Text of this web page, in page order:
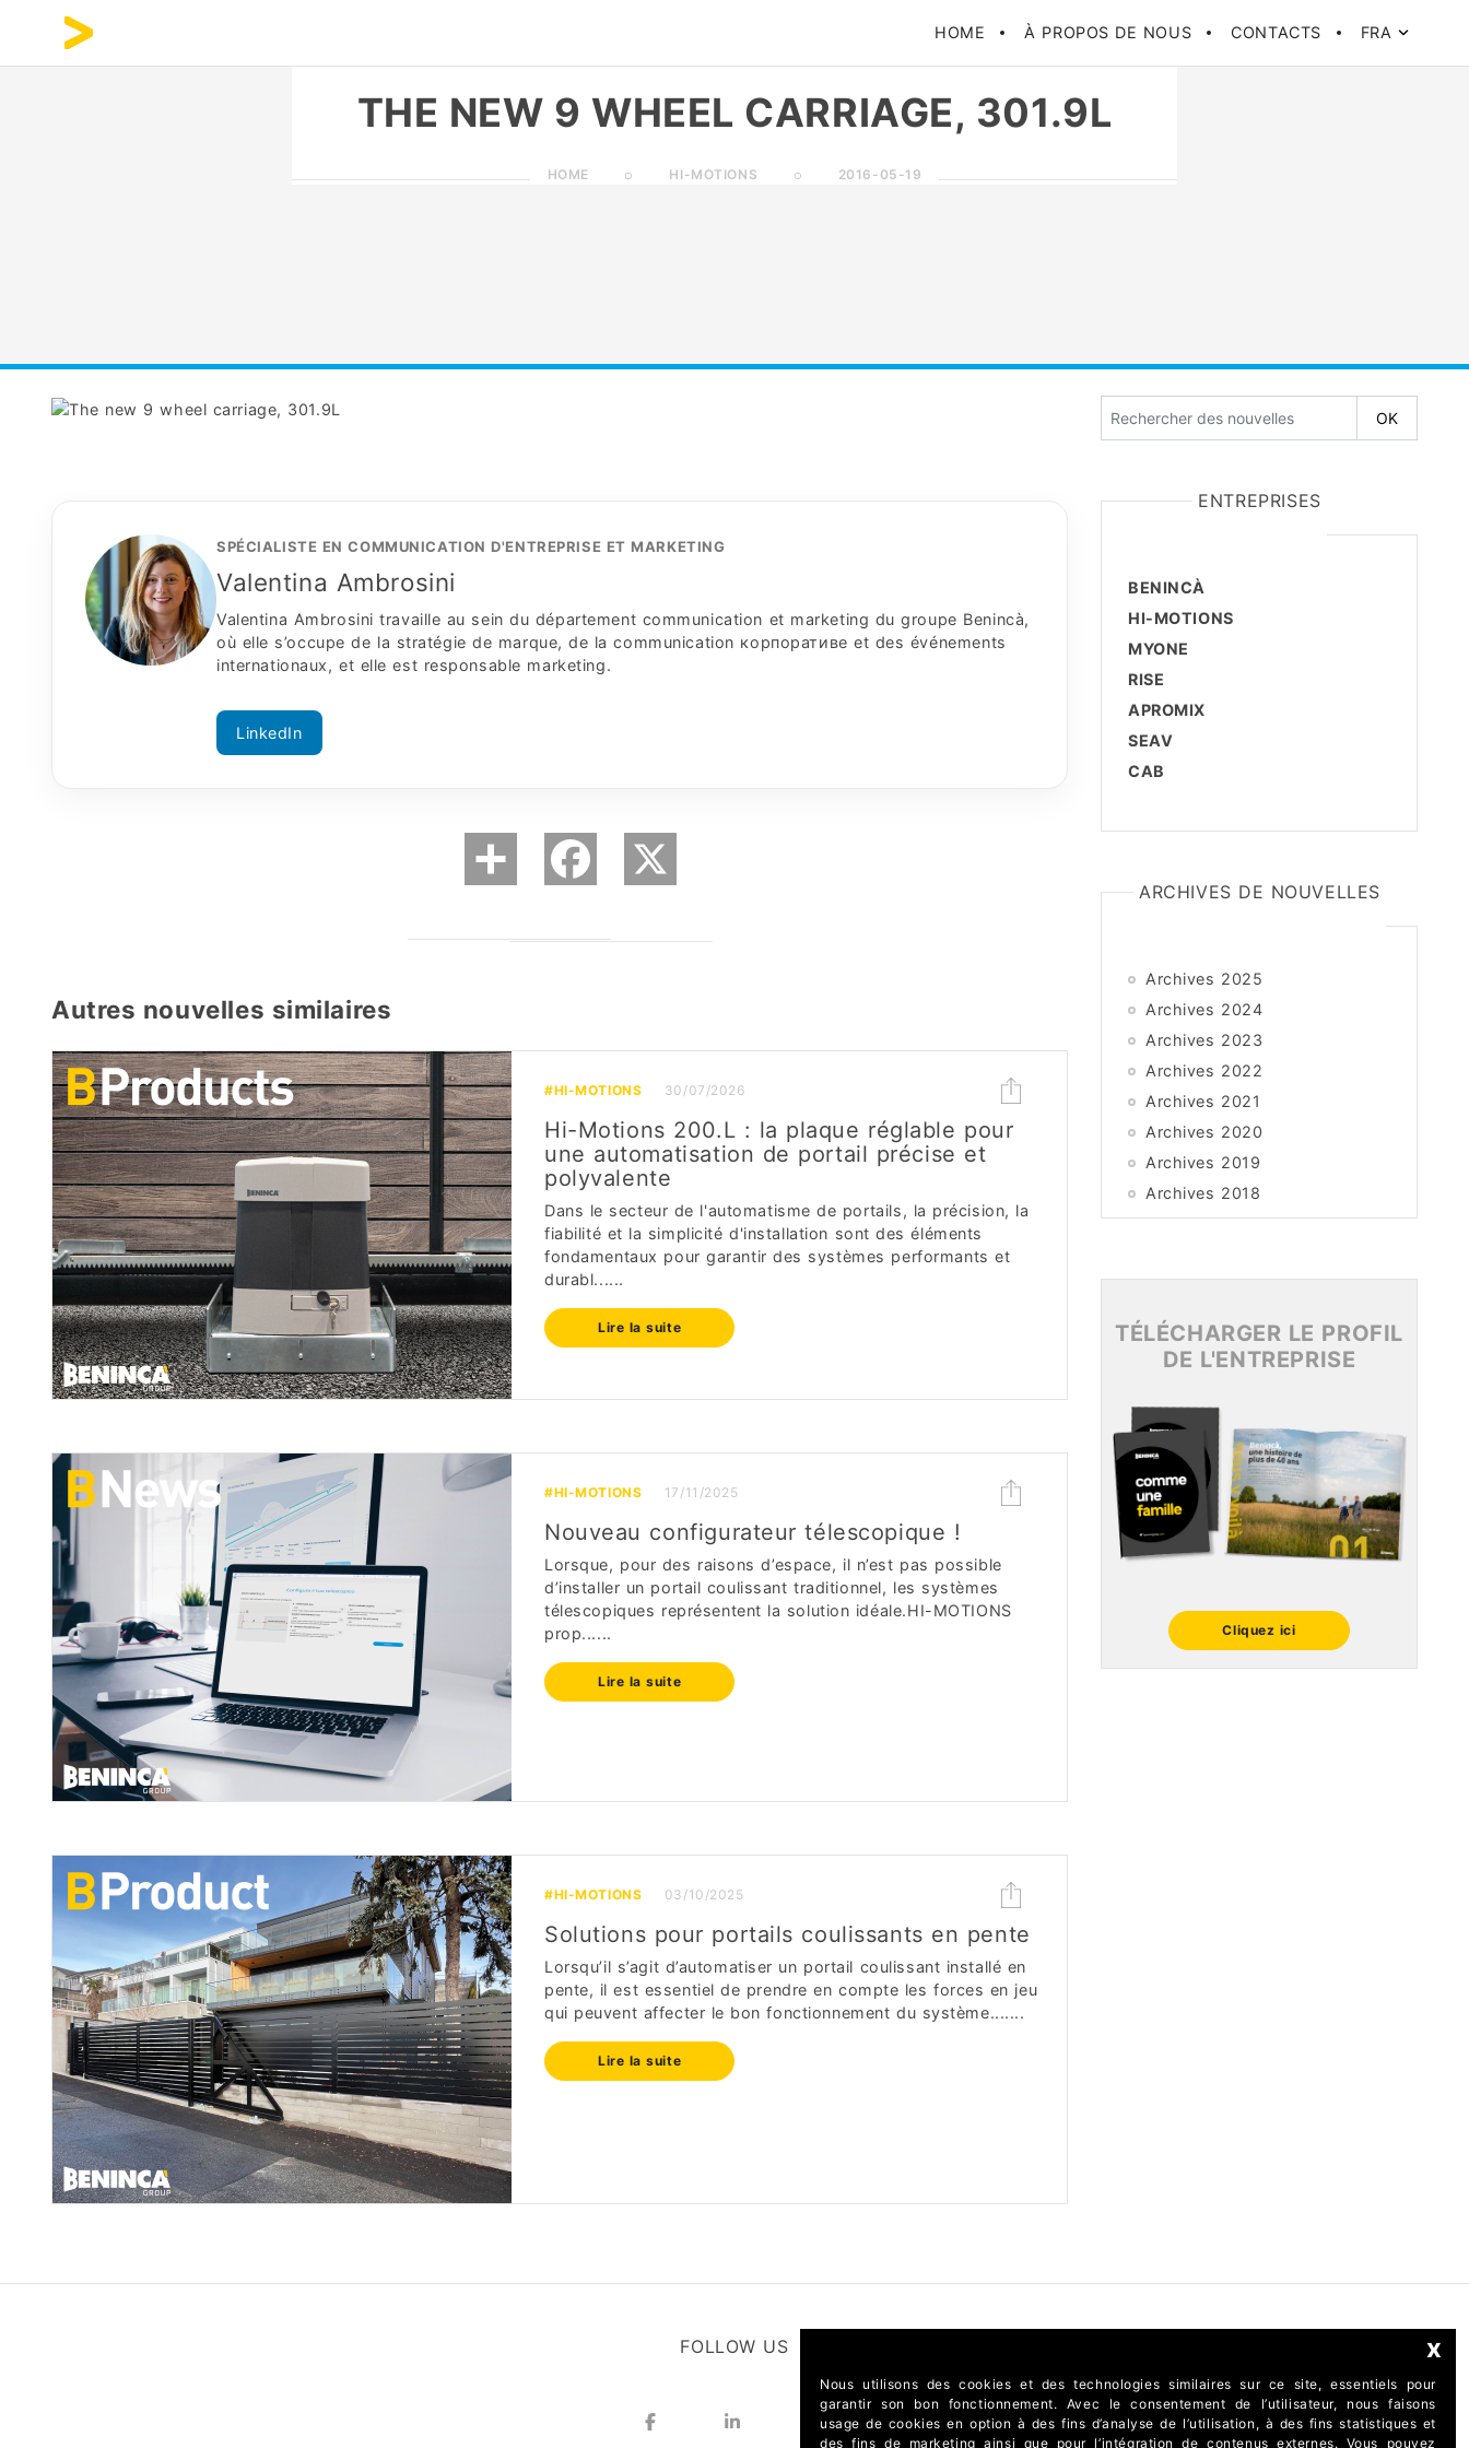
HOME À PROPOS DE NOUS CONTACTS FRA
THE NEW 9 WHEEL CARRIAGE, 301.9L
HOME HI-MOTIONS 2016-05-19
SPÉCIALISTE EN COMMUNICATION D'ENTREPRISE ET MARKETING
Valentina Ambrosini
Valentina Ambrosini travaille au sein du département communication et marketing du groupe Benincà,
où elle s’occupe de la stratégie de marque, de la communication корпоративe et des événements
internationaux, et elle est responsable marketing.
LinkedIn
Autres nouvelles similaires
#HI-MOTIONS 30/07/2026
Hi-Motions 200.L : la plaque réglable pour
une automatisation de portail précise et
polyvalente
Dans le secteur de l'automatisme de portails, la précision, la
fiabilité et la simplicité d'installation sont des éléments
fondamentaux pour garantir des systèmes performants et
durabl......
Lire la suite
#HI-MOTIONS 17/11/2025
Nouveau configurateur télescopique !
Lorsque, pour des raisons d’espace, il n’est pas possible
d’installer un portail coulissant traditionnel, les systèmes
télescopiques représentent la solution idéale.HI-MOTIONS
prop......
Lire la suite
#HI-MOTIONS 03/10/2025
Solutions pour portails coulissants en pente
Lorsqu’il s’agit d’automatiser un portail coulissant installé en
pente, il est essentiel de prendre en compte les forces en jeu
qui peuvent affecter le bon fonctionnement du système.......
Lire la suite
ENTREPRISES
BENINCÀ
HI-MOTIONS
MYONE
RISE
APROMIX
SEAV
CAB
ARCHIVES DE NOUVELLES
Archives 2025
Archives 2024
Archives 2023
Archives 2022
Archives 2021
Archives 2020
Archives 2019
Archives 2018
Archives 2017
Archives 2015
TÉLÉCHARGER LE PROFIL
DE L'ENTREPRISE
Cliquez ici
FOLLOW US x
Nous utilisons des cookies et des technologies similaires sur ce site, essentiels pour
garantir son bon fonctionnement. Avec le consentement de l’utilisateur, nous faisons
usage de cookies en option à des fins d’analyse de l’utilisation, à des fins statistiques et
des fins de marketing ainsi que pour l’intégration de contenus externes. Vous pouvez